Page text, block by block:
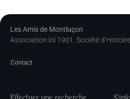
Les Amis de Montluçon
Association loi 1901, Société
Contact